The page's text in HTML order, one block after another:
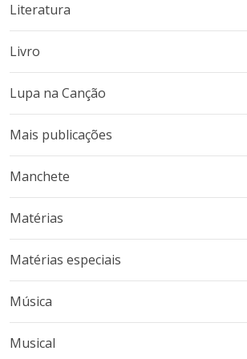
Literatura
Livro
Lupa na Canção
Mais publicações
Manchete
Matérias
Matérias especiais
Música
Musical